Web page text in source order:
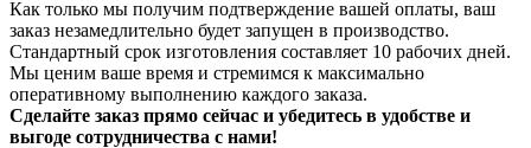
Как только мы получим подтверждение вашей оплаты, ваш
заказ незамедлительно будет запущен в производство.
Стандартный срок изготовления составляет 10 рабочих дней.
Мы ценим ваше время и стремимся к максимально
оперативному выполнению каждого заказа.
Сделайте заказ прямо сейчас и убедитесь в удобстве и
выгоде сотрудничества с нами!